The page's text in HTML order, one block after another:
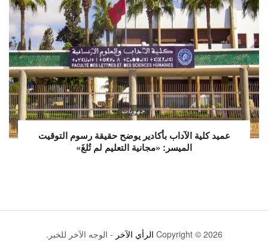
جهويات
عميد كلية الآداب بأكادير يوضح حقيقة رسوم التوقيت
الميسر: «مجانية التعليم لم تُلغَ»
Copyright © 2026 الرأي الآخر - الوجه الآخر للخبر.